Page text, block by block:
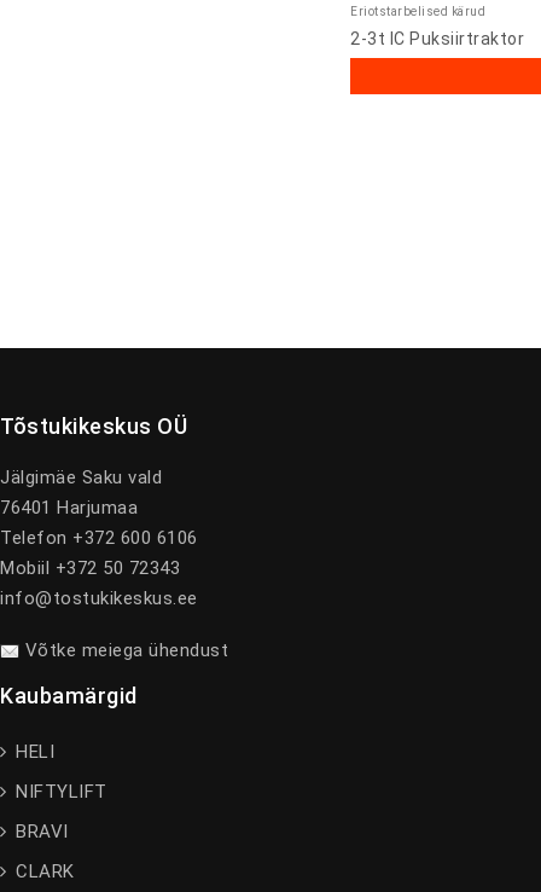
Eriotstarbelised kärud
2-3t IC Puksiirtraktor
Tõstukikeskus OÜ
Jälgimäe Saku vald
76401 Harjumaa
Telefon +372 600 6106
Mobiil +372 50 72343
info@tostukikeskus.ee
Võtke meiega ühendust
Kaubamärgid
HELI
NIFTYLIFT
BRAVI
CLARK